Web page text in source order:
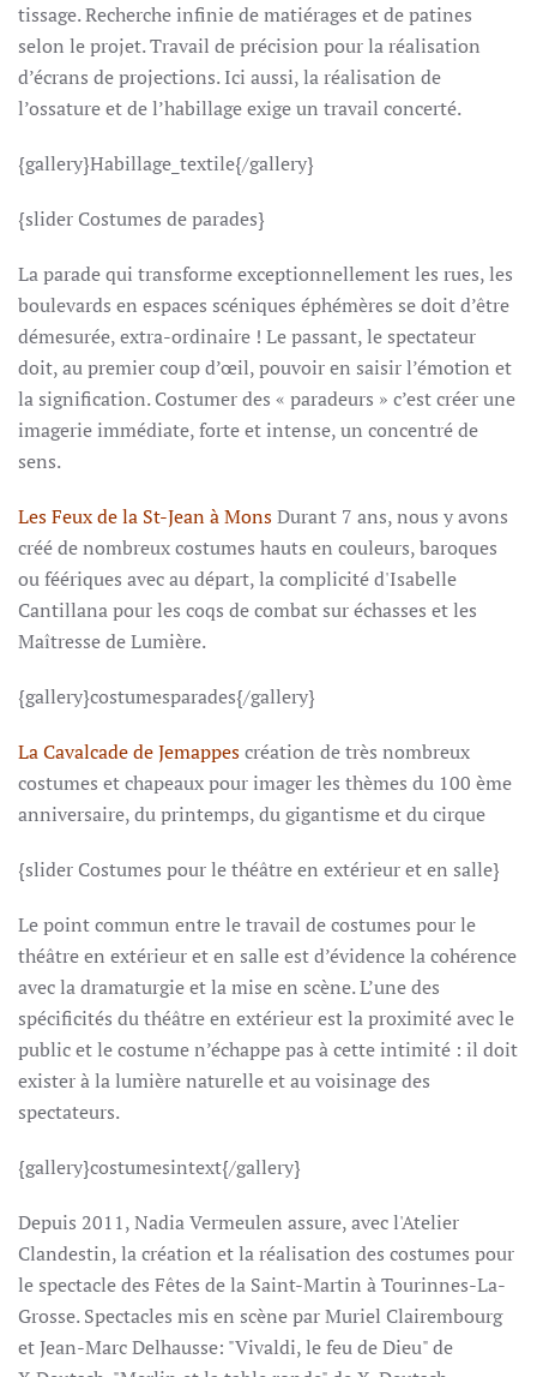
tissage. Recherche infinie de matiérages et de patines
selon le projet. Travail de précision pour la réalisation
d’écrans de projections. Ici aussi, la réalisation de
l’ossature et de l’habillage exige un travail concerté.
{gallery}Habillage_textile{/gallery}
{slider Costumes de parades}
La parade qui transforme exceptionnellement les rues, les
boulevards en espaces scéniques éphémères se doit d’être
démesurée, extra-ordinaire ! Le passant, le spectateur
doit, au premier coup d’œil, pouvoir en saisir l’émotion et
la signification. Costumer des « paradeurs » c’est créer une
imagerie immédiate, forte et intense, un concentré de
sens.
Les Feux de la St-Jean à MonsDurant 7 ans, nous y avons
créé de nombreux costumes hauts en couleurs, baroques
ou féériques avec au départ, la complicité d'Isabelle
Cantillana pour les coqs de combat sur échasses et les
Maîtresse de Lumière.
{gallery}costumesparades{/gallery}
La Cavalcade de Jemappescréation de très nombreux
costumes et chapeaux pour imager les thèmes du 100 ème
anniversaire, du printemps, du gigantisme et du cirque
{slider Costumes pour le théâtre en extérieur et en salle}
Le point commun entre le travail de costumes pour le
théâtre en extérieur et en salle est d’évidence la cohérence
avec la dramaturgie et la mise en scène. L’une des
spécificités du théâtre en extérieur est la proximité avec le
public et le costume n’échappe pas à cette intimité : il doit
exister à la lumière naturelle et au voisinage des
spectateurs.
{gallery}costumesintext{/gallery}
Depuis 2011, Nadia Vermeulen assure, avec l'Atelier
Clandestin, la création et la réalisation des costumes pour
le spectacle des Fêtes de la Saint-Martin à Tourinnes-La-
Grosse. Spectacles mis en scène par Muriel Clairembourg
et Jean-Marc Delhausse: "Vivaldi, le feu de Dieu" de